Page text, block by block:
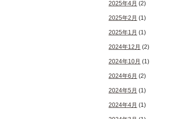
2025年4月 (2)
2025年2月 (1)
2025年1月 (1)
2024年12月 (2)
2024年10月 (1)
2024年6月 (2)
2024年5月 (1)
2024年4月 (1)